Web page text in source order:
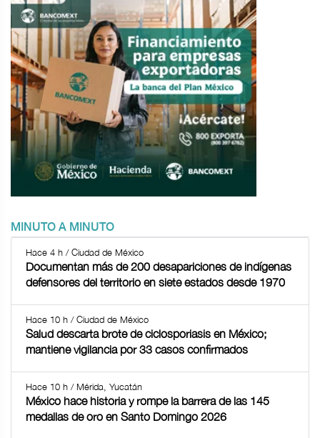
MINUTO A MINUTO
Hace 4 h / Ciudad de México
Documentan más de 200 desapariciones de indígenas
defensores del territorio en siete estados desde 1970
Hace 10 h / Ciudad de México
Salud descarta brote de ciclosporiasis en México;
mantiene vigilancia por 33 casos confirmados
Hace 10 h / Mérida, Yucatán
México hace historia y rompe la barrera de las 145
medallas de oro en Santo Domingo 2026